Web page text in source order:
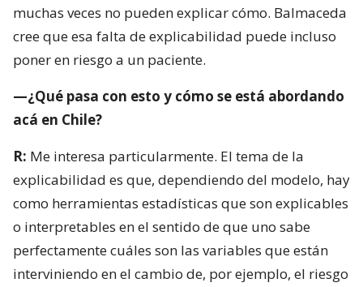
muchas veces no pueden explicar cómo. Balmaceda
cree que esa falta de explicabilidad puede incluso
poner en riesgo a un paciente.
—¿Qué pasa con esto y cómo se está abordando
acá en Chile?
R: Me interesa particularmente. El tema de la
explicabilidad es que, dependiendo del modelo, hay
como herramientas estadísticas que son explicables
o interpretables en el sentido de que uno sabe
perfectamente cuáles son las variables que están
interviniendo en el cambio de, por ejemplo, el riesgo